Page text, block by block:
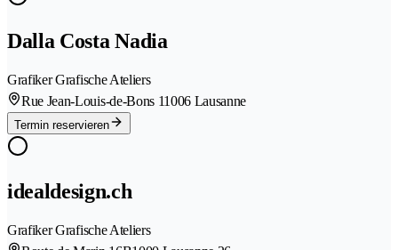
Dalla Costa Nadia
Grafiker Grafische Ateliers
Rue Jean-Louis-de-Bons 11006 Lausanne
Termin reservieren
idealdesign.ch
Grafiker Grafische Ateliers